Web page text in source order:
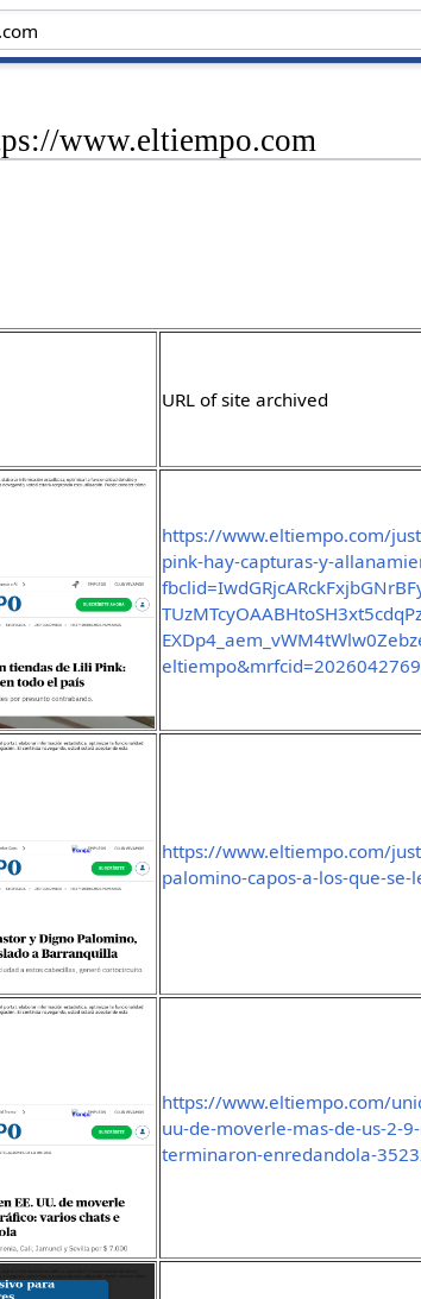
www.eltiempo.com
URL of site archived
https://www.eltiempo.com/
pink-hay-capturas-y-
https://www.eltiempo.com/
palomino-capos-a-los-que-
https://www.eltiempo.com/
uu-de-moverle-mas-de-us-2-
terminaron-enredandola-